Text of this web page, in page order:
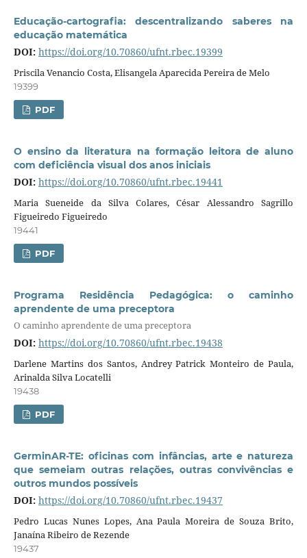
Educação-cartografia: descentralizando saberes na
educação matemática
DOI: https://doi.org/10.70860/ufnt.rbec.19399
Priscila Venancio Costa, Elisangela Aparecida Pereira de Melo
19399
PDF
O ensino da literatura na formação leitora de aluno
com deficiência visual dos anos iniciais
DOI: https://doi.org/10.70860/ufnt.rbec.19441
Maria Sueneide da Silva Colares, César Alessandro Sagrillo
Figueiredo Figueiredo
19441
PDF
Programa Residência Pedagógica: o caminho
aprendente de uma preceptora
O caminho aprendente de uma preceptora
DOI: https://doi.org/10.70860/ufnt.rbec.19438
Darlene Martins dos Santos, Andrey Patrick Monteiro de Paula,
Arinalda Silva Locatelli
19438
PDF
GerminAR-TE: oficinas com infâncias, arte e natureza
que semeiam outras relações, outras convivências e
outros mundos possíveis
DOI: https://doi.org/10.70860/ufnt.rbec.19437
Pedro Lucas Nunes Lopes, Ana Paula Moreira de Souza Brito,
Janaína Ribeiro de Rezende
19437